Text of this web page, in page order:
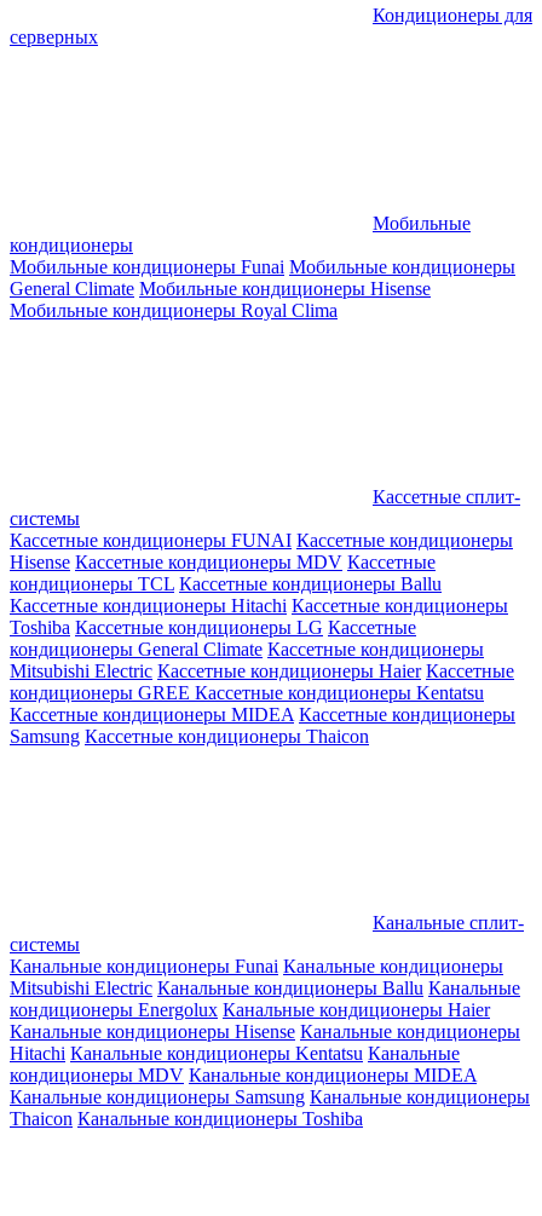
Кондиционеры для
серверных
Мобильные
кондиционеры
Мобильные кондиционеры Funai Мобильные кондиционеры
General Climate Мобильные кондиционеры Hisense
Мобильные кондиционеры Royal Clima
Кассетные сплит-
системы
Кассетные кондиционеры FUNAI Кассетные кондиционеры
Hisense Кассетные кондиционеры MDV Кассетные
кондиционеры TCL Кассетные кондиционеры Ballu
Кассетные кондиционеры Hitachi Кассетные кондиционеры
Toshiba Кассетные кондиционеры LG Кассетные
кондиционеры General Climate Кассетные кондиционеры
Mitsubishi Electric Кассетные кондиционеры Haier Кассетные
кондиционеры GREE Кассетные кондиционеры Kentatsu
Кассетные кондиционеры MIDEA Кассетные кондиционеры
Samsung Кассетные кондиционеры Thaicon
Канальные сплит-
системы
Канальные кондиционеры Funai Канальные кондиционеры
Mitsubishi Electric Канальные кондиционеры Ballu Канальные
кондиционеры Energolux Канальные кондиционеры Haier
Канальные кондиционеры Hisense Канальные кондиционеры
Hitachi Канальные кондиционеры Kentatsu Канальные
кондиционеры MDV Канальные кондиционеры MIDEA
Канальные кондиционеры Samsung Канальные кондиционеры
Thaicon Канальные кондиционеры Toshiba